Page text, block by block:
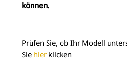
können.
Prüfen Sie, ob Ihr Modell
Sie hierklicken